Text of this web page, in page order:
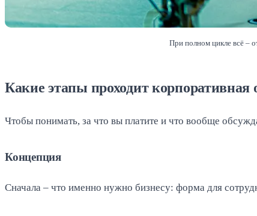
При полном цикле всё –
Какие этапы проходит корпоративная
Чтобы понимать, за что вы платите и что вообще
Концепция
Сначала – что именно нужно бизнесу: форма для